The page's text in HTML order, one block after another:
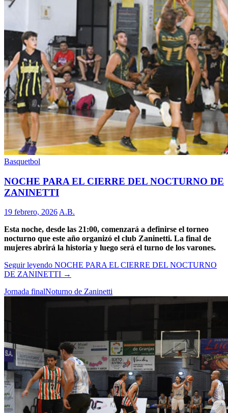
Basquetbol
NOCHE PARA EL CIERRE DEL NOCTURNO DE
ZANINETTI
19 febrero, 2026 A.B.
Esta noche, desde las 21:00, comenzará a definirse el torneo
nocturno que este año organizó el club Zaninetti. La final de
mujeres abrirá la historia y luego será el turno de los varones.
Seguir leyendo NOCHE PARA EL CIERRE DEL NOCTURNO
DE ZANINETTI →
Jornada finalNoturno de Zaninetti